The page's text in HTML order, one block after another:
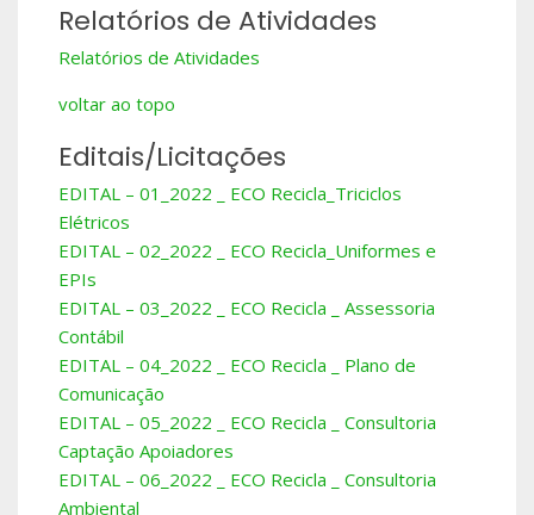
Relatórios de Atividades
Relatórios de Atividades
voltar ao topo
Editais/Licitações
EDITAL – 01_2022 _ ECO Recicla_Triciclos
Elétricos
EDITAL – 02_2022 _ ECO Recicla_Uniformes e
EPIs
EDITAL – 03_2022 _ ECO Recicla _ Assessoria
Contábil
EDITAL – 04_2022 _ ECO Recicla _ Plano de
Comunicação
EDITAL – 05_2022 _ ECO Recicla _ Consultoria
Captação Apoiadores
EDITAL – 06_2022 _ ECO Recicla _ Consultoria
Ambiental